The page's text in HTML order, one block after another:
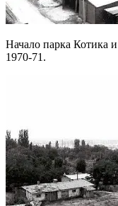
Начало парка Котика
1970-71.